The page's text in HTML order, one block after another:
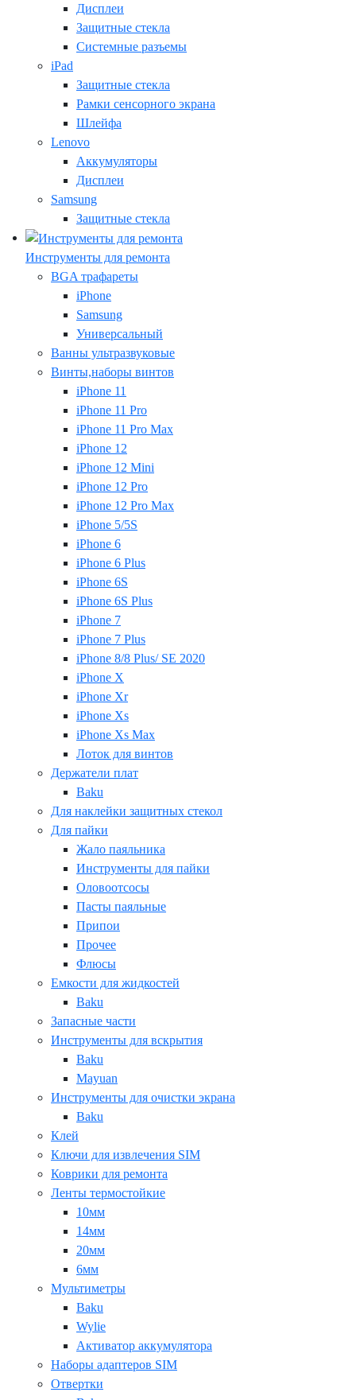
Дисплеи
Защитные стекла
Системные разъемы
iPad
Защитные стекла
Рамки сенсорного экрана
Шлейфа
Lenovo
Аккумуляторы
Дисплеи
Samsung
Защитные стекла
Инструменты для ремонта
BGA трафареты
iPhone
Samsung
Универсальный
Ванны ультразвуковые
Винты,наборы винтов
iPhone 11
iPhone 11 Pro
iPhone 11 Pro Max
iPhone 12
iPhone 12 Mini
iPhone 12 Pro
iPhone 12 Pro Max
iPhone 5/5S
iPhone 6
iPhone 6 Plus
iPhone 6S
iPhone 6S Plus
iPhone 7
iPhone 7 Plus
iPhone 8/8 Plus/ SE 2020
iPhone X
iPhone Xr
iPhone Xs
iPhone Xs Max
Лоток для винтов
Держатели плат
Baku
Для наклейки защитных стекол
Для пайки
Жало паяльника
Инструменты для пайки
Оловоотсосы
Пасты паяльные
Припои
Прочее
Флюсы
Емкости для жидкостей
Baku
Запасные части
Инструменты для вскрытия
Baku
Mayuan
Инструменты для очистки экрана
Baku
Клей
Ключи для извлечения SIM
Коврики для ремонта
Ленты термостойкие
10мм
14мм
20мм
6мм
Мультиметры
Baku
Wylie
Активатор аккумулятора
Наборы адаптеров SIM
Отвертки